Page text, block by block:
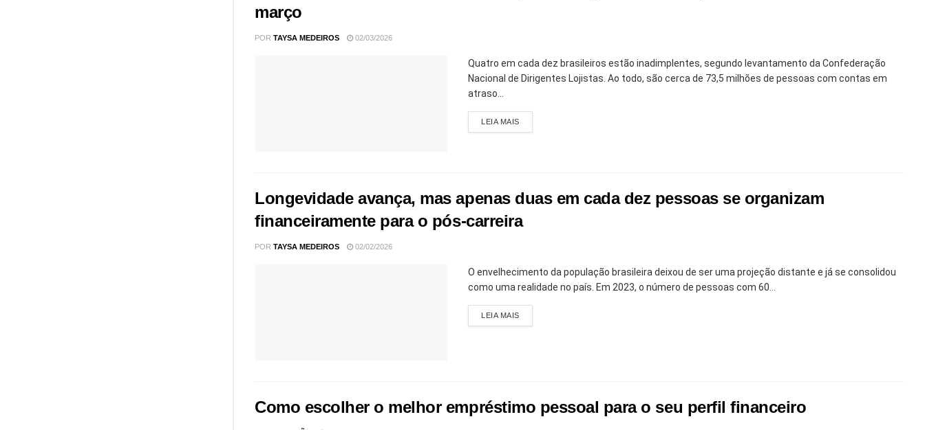
março
POR TAYSA MEDEIROS 02/03/2026
Quatro em cada dez brasileiros estão inadimplentes, segundo levantamento da Confederação
Nacional de Dirigentes Lojistas. Ao todo, são cerca de 73,5 milhões de pessoas com contas em
atraso...
LEIA MAIS
Longevidade avança, mas apenas duas em cada dez pessoas se organizam
financeiramente para o pós-carreira
POR TAYSA MEDEIROS 02/02/2026
O envelhecimento da população brasileira deixou de ser uma projeção distante e já se consolidou
como uma realidade no país. Em 2023, o número de pessoas com 60...
LEIA MAIS
Como escolher o melhor empréstimo pessoal para o seu perfil financeiro